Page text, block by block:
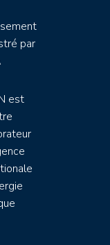
par
est